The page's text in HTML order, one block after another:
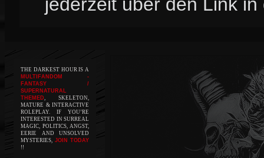
THE DARKEST HOUR IS A
MULTIFANDOM -
FANTASY /
SUPERNATURAL
THEMED, SKELETON,
MATURE & INTERACTIVE
ROLEPLAY. IF YOU’RE
INTERESTED IN SURREAL
MAGIC, POLITICS, ANGST,
EERIE AND UNSOLVED
MYSTERIES, JOIN TODAY
!!